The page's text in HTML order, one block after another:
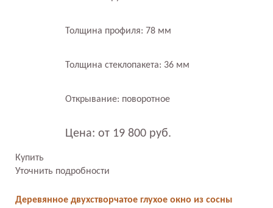
Толщина профиля: 78 мм
Толщина стеклопакета: 36 мм
Открывание: поворотное
Цена: от 19 800 руб.
Купить
Уточнить подробности
Деревянное двухстворчатое глухое окно из сосны